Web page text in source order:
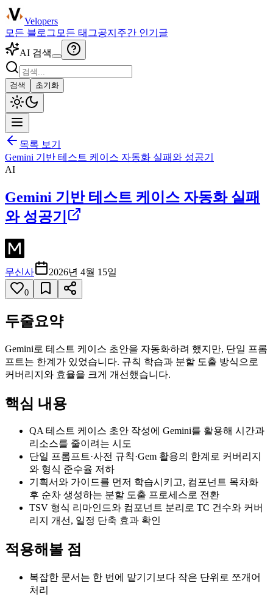
Velopers
모든 블로그 모든 태그공지 주간 인기글
AI 검색
검색 초기화
목록 보기
Gemini 기반 테스트 케이스 자동화 실패와 성공기
AI
Gemini 기반 테스트 케이스 자동화 실패
와 성공기
무신사 2026년 4월 15일
0
두줄요약
Gemini로 테스트 케이스 초안을 자동화하려 했지만, 단일 프롬
프트는 한계가 있었습니다. 규칙 학습과 분할 도출 방식으로
커버리지와 효율을 크게 개선했습니다.
핵심 내용
QA 테스트 케이스 초안 작성에 Gemini를 활용해 시간과
리소스를 줄이려는 시도
단일 프롬프트·사전 규칙·Gem 활용의 한계로 커버리지
와 형식 준수율 저하
기획서와 가이드를 먼저 학습시키고, 컴포넌트 목차화
후 순차 생성하는 분할 도출 프로세스로 전환
TSV 형식 리마인드와 컴포넌트 분리로 TC 건수와 커버
리지 개선, 일정 단축 효과 확인
적용해볼 점
복잡한 문서는 한 번에 맡기기보다 작은 단위로 쪼개어
처리